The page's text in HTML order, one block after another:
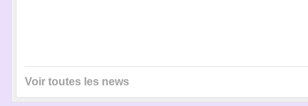
Voir toutes les news